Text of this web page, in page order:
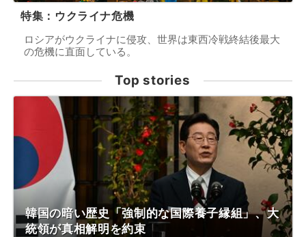
特集：ウクライナ危機
ロシアがウクライナに侵攻、世界は東西冷戦終結後最大
の危機に直面している。
Top stories
韓国の暗い歴史「強制的な国際養子縁組」、大
統領が真相解明を約束